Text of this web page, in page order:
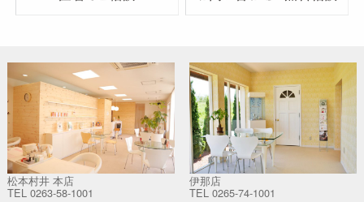
松本村井 本店
TEL 0263-58-1001
伊那店
TEL 0265-74-1001